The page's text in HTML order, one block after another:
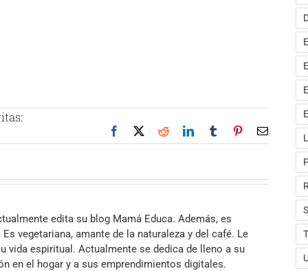
Facebook
X RedditLinkedInTumblrPinterestCorreo
edita su blog Mamá Educa. Además, es
vegetariana, amante de la naturaleza y del café. Le
vida espiritual. Actualmente se dedica de lleno a su
en el hogar y a sus emprendimientos digitales.